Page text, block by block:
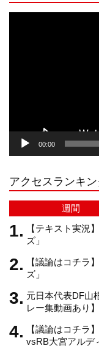
r
a
m
00:00
アクセスランキ
週間
【テキスト実況
ズ」
【議論はコチラ
ズ」
元日本代表DF山
レー集動画あり】
【議論はコチラ
vsRB大宮アルデ